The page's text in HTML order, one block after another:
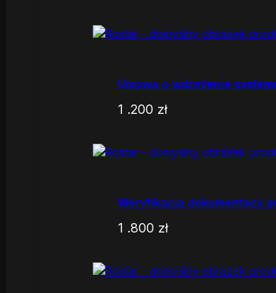
Umowa o wdrożenie
1 .200 zł
Weryfikacja dokumentacji
1 .800 zł